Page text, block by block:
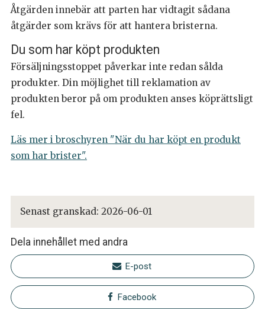
Åtgärden innebär att parten har vidtagit sådana
åtgärder som krävs för att hantera bristerna.
Du som har köpt produkten
Försäljningsstoppet påverkar inte redan sålda
produkter. Din möjlighet till reklamation av
produkten beror på om produkten anses köprättsligt
fel.
Läs mer i broschyren "När du har köpt en produkt
som har brister".
Senast granskad: 2026-06-01
Dela innehållet med andra
E-post
Facebook